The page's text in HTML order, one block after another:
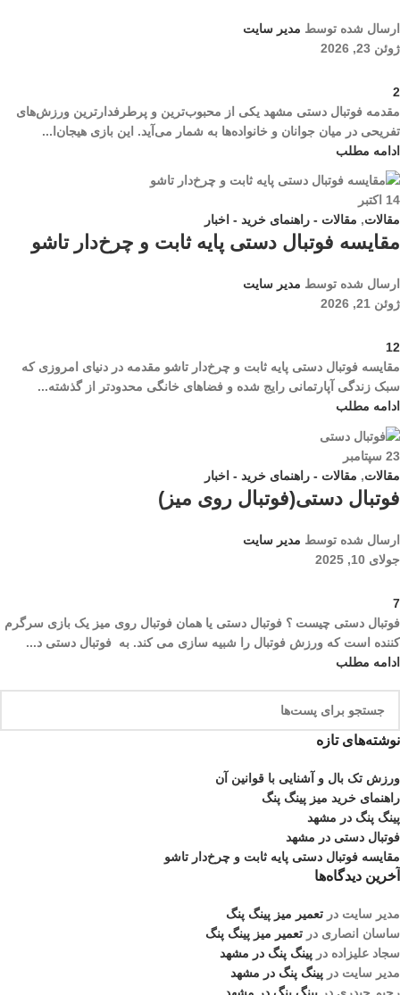
ارسال شده توسط مدیر سایت
ژوئن 23, 2026
2
مقدمه فوتبال دستی مشهد یکی از محبوب‌ترین و پرطرفدارترین ورزش‌های
تفریحی در میان جوانان و خانواده‌ها به شمار می‌آید. این بازی هیجان‌ا...
ادامه مطلب
14 اکتبر
مقالات, مقالات - راهنمای خرید - اخبار
مقایسه فوتبال دستی پایه ثابت و چرخ‌دار تاشو
ارسال شده توسط مدیر سایت
ژوئن 21, 2026
12
مقایسه فوتبال دستی پایه ثابت و چرخ‌دار تاشو مقدمه در دنیای امروزی که
سبک زندگی آپارتمانی رایج شده و فضاهای خانگی محدودتر از گذشته...
ادامه مطلب
23 سپتامبر
مقالات, مقالات - راهنمای خرید - اخبار
فوتبال دستی(فوتبال روی میز)
ارسال شده توسط مدیر سایت
جولای 10, 2025
7
فوتبال دستی چیست ؟ فوتبال دستی یا همان فوتبال روی میز یک بازی سرگرم
کننده است که ورزش فوتبال را شبیه سازی می کند. به فوتبال دستی د...
ادامه مطلب
نوشته‌های تازه
ورزش تک بال و آشنایی با قوانین آن
راهنمای خرید میز پینگ پنگ
پینگ پنگ در مشهد
فوتبال دستی در مشهد
مقایسه فوتبال دستی پایه ثابت و چرخ‌دار تاشو
آخرین دیدگاه‌ها
مدیر سایت در تعمیر میز پینگ پنگ
ساسان انصاری در تعمیر میز پینگ پنگ
سجاد علیزاده در پینگ پنگ در مشهد
مدیر سایت در پینگ پنگ در مشهد
رحیم حیدری در پینگ پنگ در مشهد